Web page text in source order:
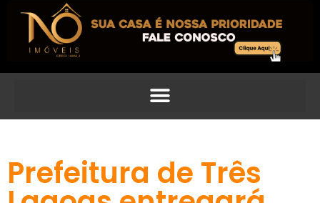
Prefeitura de Três